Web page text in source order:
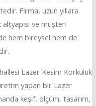
Firma, uzun yıllara
ve müşteri
hem bireysel hem de
Lazer Kesim Korkuluk
yapan bir Lazer
keşif, ölçüm, tasarım,